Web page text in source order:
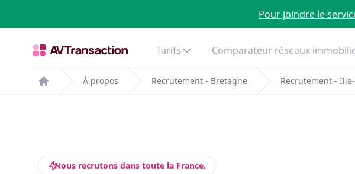
Pour joindre le
Tarifs Comparateur réseaux
Home
À propos Recrutement - Bretagne Recrutement -
Nous recrutons dans toute la France.